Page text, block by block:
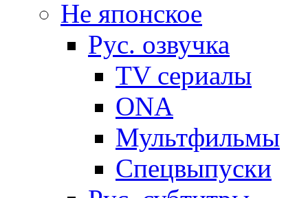
Не японское
Рус. озвучка
TV сериалы
ONA
Мультфильмы
Спецвыпуски